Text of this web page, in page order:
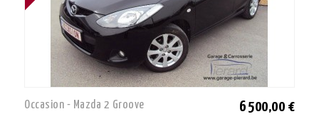
Occasion - Mazda 2 Groove 6 500,00 €